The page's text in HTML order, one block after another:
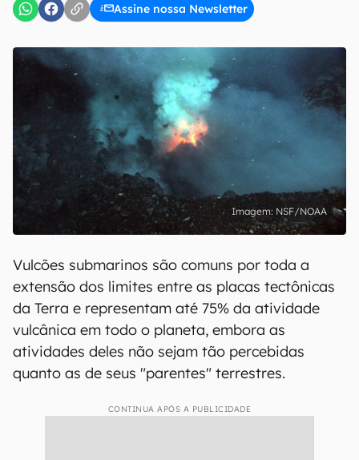
Assine nossa Newsletter
Uso e Política de Privacidade do Canaltech.
NSF/NOAA
Vulcões submarinos são comuns por toda a
extensão dos limites entre as placas tectônicas
da Terra e representam até 75% da atividade
vulcânica em todo o planeta, embora as
atividades deles não sejam tão percebidas
quanto as de seus "parentes" terrestres.
CONTINUA APÓS A PUBLICIDADE